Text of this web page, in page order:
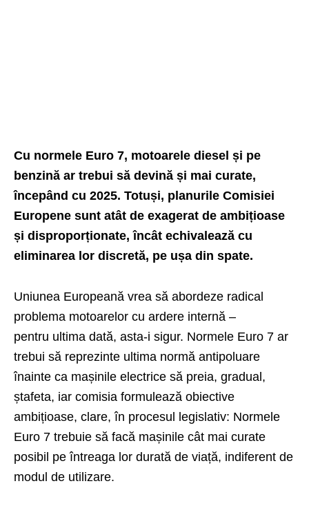
Cu normele Euro 7, motoarele diesel și pe
benzină ar trebui să devină și mai curate,
începând cu 2025. Totuși, planurile Comisiei
Europene sunt atât de exagerat de ambițioase
și disproporționate, încât echivalează cu
eliminarea lor discretă, pe ușa din spate.
Uniunea Europeană vrea să abordeze radical
problema motoarelor cu ardere internă –
pentru ultima dată, asta-i sigur. Normele Euro 7 ar
trebui să reprezinte ultima normă antipoluare
înainte ca mașinile electrice să preia, gradual,
ștafeta, iar comisia formulează obiective
ambițioase, clare, în procesul legislativ: Normele
Euro 7 trebuie să facă mașinile cât mai curate
posibil pe întreaga lor durată de viață, indiferent de
modul de utilizare.